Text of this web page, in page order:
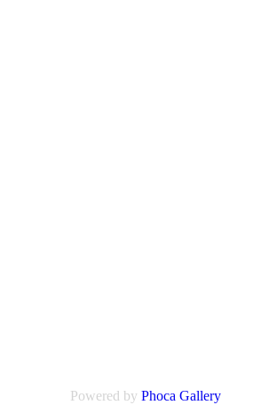
Powered by Phoca Gallery